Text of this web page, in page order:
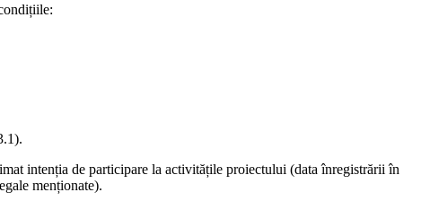
intenția de participare la activitățile proiectului (data înregistrării în
menționate).